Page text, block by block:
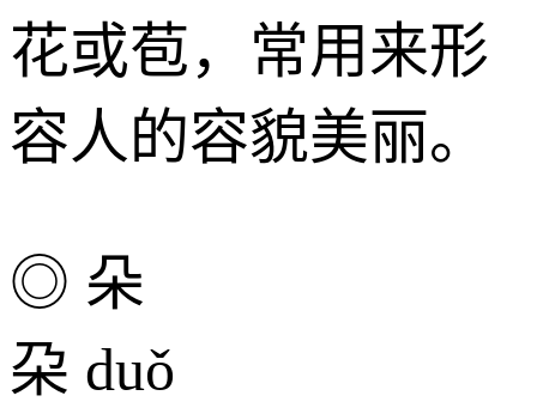
花或苞，常用来形
容人的容貌美丽。
◎ 朵
朶 duǒ